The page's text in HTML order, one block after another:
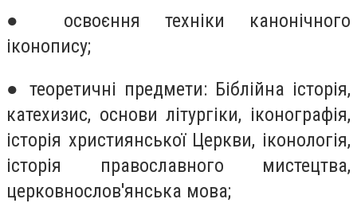
● освоєння техніки канонічного
іконопису;
● теоретичні предмети: Біблійна історія,
катехизис, основи літургіки, іконографія,
історія християнської Церкви, іконологія,
історія православного мистецтва,
церковнослов'янська мова;